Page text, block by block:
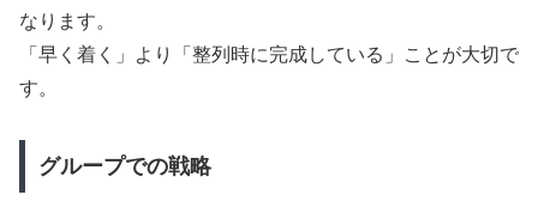
なります。
「早く着く」より「整列時に完成している」ことが大切で
す。
グループでの戦略